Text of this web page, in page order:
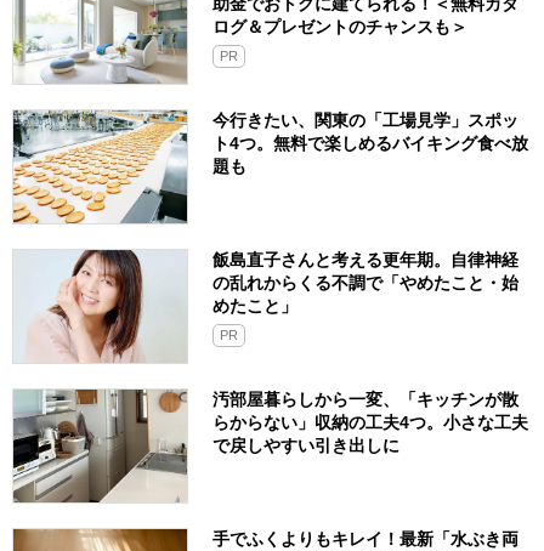
ログ＆プレゼントのチャンスも＞
PR
今行きたい、関東の「工場見学」スポッ
ト4つ。無料で楽しめるバイキング食べ放
題も
飯島直子さんと考える更年期。自律神経
の乱れからくる不調で「やめたこと・始
めたこと」
PR
汚部屋暮らしから一変、「キッチンが散
らからない」収納の工夫4つ。小さな工夫
で戻しやすい引き出しに
手でふくよりもキレイ！最新「水ぶき両